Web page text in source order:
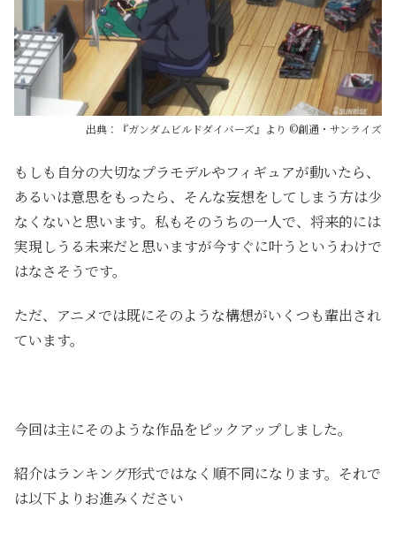
出典：『ガンダムビルドダイバーズ』より ©創通・サンライズ
もしも自分の大切なプラモデルやフィギュアが動いたら、
あるいは意思をもったら、そんな妄想をしてしまう方は少
なくないと思います。私もそのうちの一人で、将来的には
実現しうる未来だと思いますが今すぐに叶うというわけで
はなさそうです。
ただ、アニメでは既にそのような構想がいくつも輩出され
ています。
今回は主にそのような作品をピックアップしました。
紹介はランキング形式ではなく順不同になります。それで
は以下よりお進みください